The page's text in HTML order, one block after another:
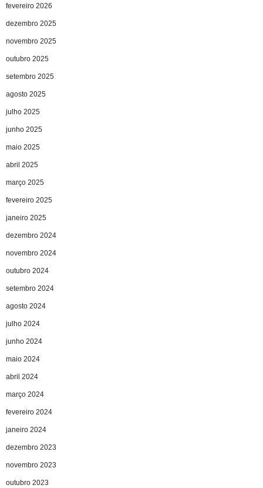
fevereiro 2026
dezembro 2025
novembro 2025
outubro 2025
setembro 2025
agosto 2025
julho 2025
junho 2025
maio 2025
abril 2025
março 2025
fevereiro 2025
janeiro 2025
dezembro 2024
novembro 2024
outubro 2024
setembro 2024
agosto 2024
julho 2024
junho 2024
maio 2024
abril 2024
março 2024
fevereiro 2024
janeiro 2024
dezembro 2023
novembro 2023
outubro 2023